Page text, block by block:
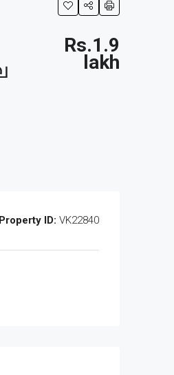
Rs.1.9
lakh
Property ID: VK22840